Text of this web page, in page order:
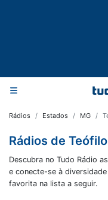
Rádios Estados MG
Rádios de
Descubra no Tudo Rádio
e conecte-se à
favorita na lista a seguir.